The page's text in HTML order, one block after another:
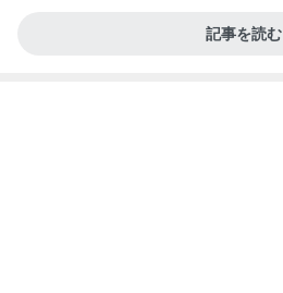
記事を読む